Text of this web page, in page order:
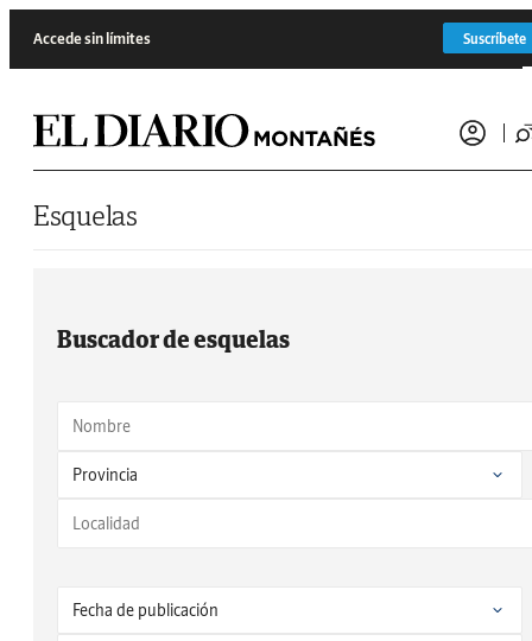
Accede sin límites Suscríbete
Esquelas
Buscador de esquelas